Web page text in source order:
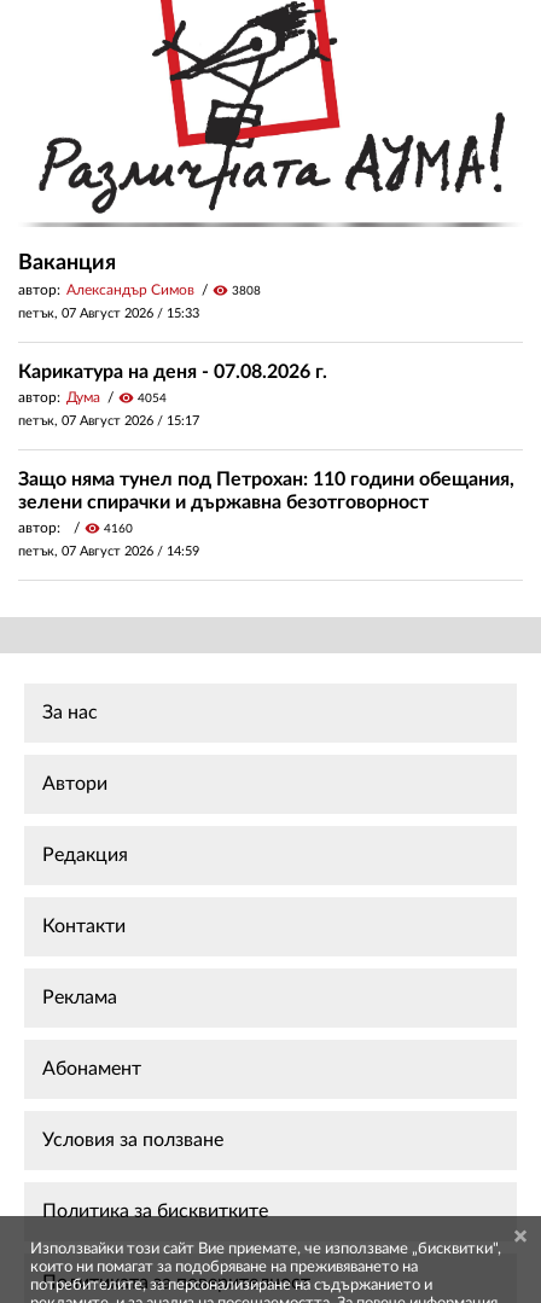
Ваканция
автор: Александър Симов visibility 3808
петък, 07 Август 2026 / 15:33
Карикатура на деня - 07.08.2026 г.
автор: Дума visibility 4054
петък, 07 Август 2026 / 15:17
Защо няма тунел под Петрохан: 110 години обещания,
зелени спирачки и държавна безотговорност
автор: visibility 4160
петък, 07 Август 2026 / 14:59
За нас
Автори
Редакция
Контакти
Реклама
Абонамент
Условия за ползване
Политика за бисквитките
Политиката за поверителност
Използвайки този сайт Вие приемате, че използваме „бисквитки",
които ни помагат за подобряване на преживяването на
потребителите, за персонализиране на съдържанието и